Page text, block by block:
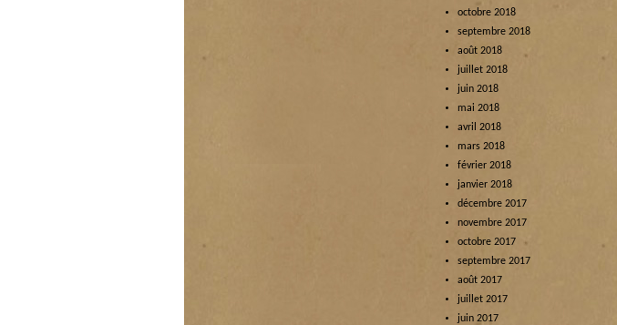
octobre 2018
septembre 2018
août 2018
juillet 2018
juin 2018
mai 2018
avril 2018
mars 2018
février 2018
janvier 2018
décembre 2017
novembre 2017
octobre 2017
septembre 2017
août 2017
juillet 2017
juin 2017